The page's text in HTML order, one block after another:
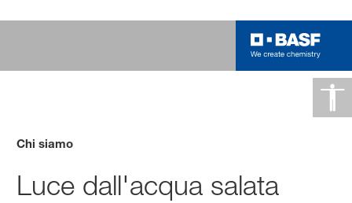
Chi siamo
Luce dall'acqua salata